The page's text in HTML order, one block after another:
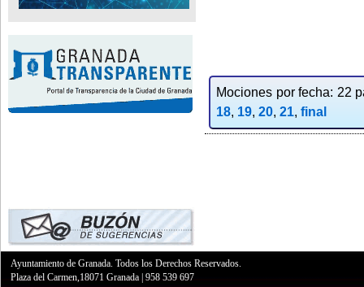
Mociones por fecha: 22
18, 19, 20, 21, final
Ayuntamiento de Granada. Todos los Derechos Reservados.
Plaza del Carmen,18071 Granada |958 539 697